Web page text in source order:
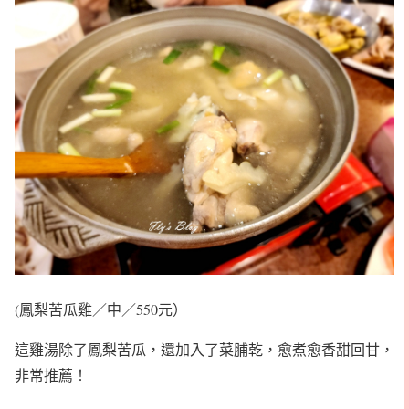
(鳳梨苦瓜雞／中／550元）
這雞湯除了鳳梨苦瓜，還加入了菜脯乾，愈煮愈香甜回甘，
非常推薦！